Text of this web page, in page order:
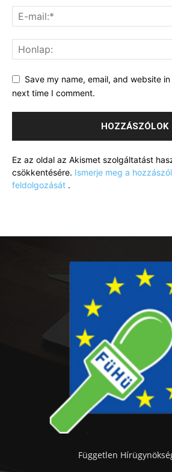
Save my name, email, and website
next time I comment.
Ez az oldal az Akismet szolgáltatást
csökkentésére. Ismerje meg a
feldolgozását .
Független